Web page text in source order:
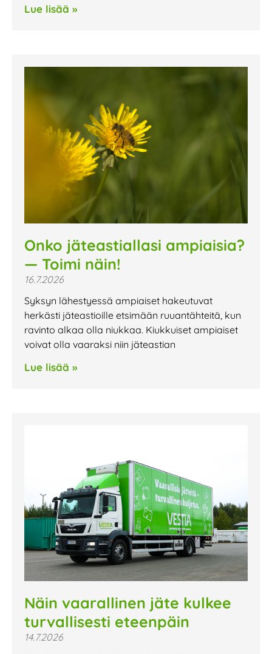
Lue lisää »
Onko jäteastiallasi ampiaisia?
— Toimi näin!
16.7.2026
Syksyn lähestyessä ampiaiset hakeutuvat
herkästi jäteastioille etsimään ruuantähteitä, kun
ravinto alkaa olla niukkaa. Kiukkuiset ampiaiset
voivat olla vaaraksi niin jäteastian
Lue lisää »
Näin vaarallinen jäte kulkee
turvallisesti eteenpäin
14.7.2026